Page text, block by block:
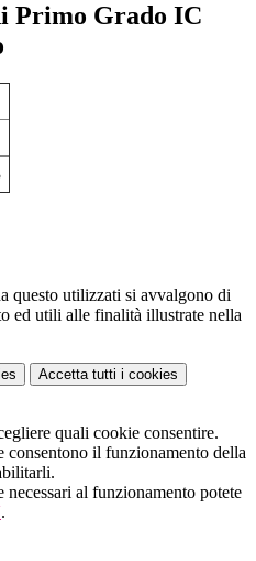
Primo Grado IC
questo utilizzati si avvalgono di
ed utili alle finalità illustrate nella
Accetta tutti i cookies
quali cookie consentire.
consentono il funzionamento della
al funzionamento potete
.